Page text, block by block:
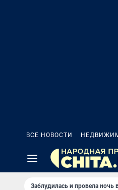
ВСЕ НОВОСТИ
Заблудилась и провела ночь